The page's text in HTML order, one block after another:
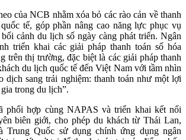
của NCB nhằm xóa bỏ các rào cản về thanh
tế, góp phần nâng cao năng lực phục vụ
cảnh du lịch số ngày càng phát triển. Ngân
triển khai các giải pháp thanh toán số hóa
trên thị trường, đặc biệt là các giải pháp thanh
du lịch quốc tế đến Việt Nam với tầm nhìn
dịch sang trải nghiệm: thanh toán như một lợi
trong du lịch”.
phối hợp cùng NAPAS và triển khai kết nối
biên giới, cho phép du khách từ Thái Lan,
Trung Quốc sử dụng chính ứng dụng ngân